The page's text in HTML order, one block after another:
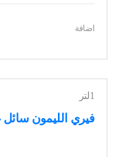
اضافة
1لتر
فيري الليمون سائل